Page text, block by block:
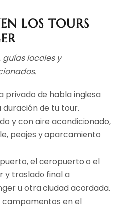
LOS TOURS
guías locales y
privado de habla inglesa
de tu tour.
y con aire acondicionado,
peajes y aparcamiento
el aeropuerto o el
y traslado final a
u otra ciudad acordada.
campamentos en el